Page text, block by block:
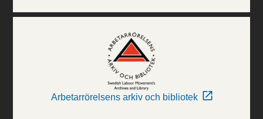
Arbetarrörelsens arkiv och bibliotek